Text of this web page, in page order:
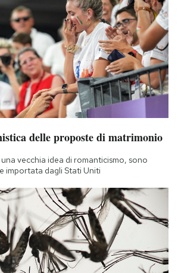
delle proposte di matrimonio
vecchia idea di romanticismo, sono
importata dagli Stati Uniti